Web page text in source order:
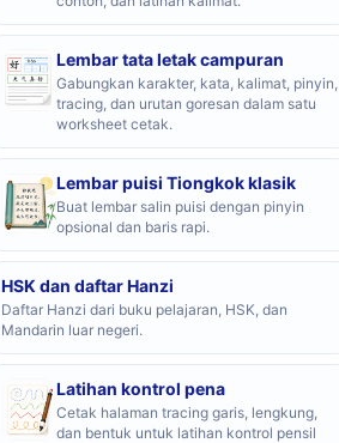
Lembar tata letak campuran
Gabungkan karakter, kata, kalimat, pinyin,
tracing, dan urutan goresan dalam satu
worksheet cetak.
Lembar puisi Tiongkok klasik
Buat lembar salin puisi dengan pinyin
opsional dan baris rapi.
HSK dan daftar Hanzi
Daftar Hanzi dari buku pelajaran, HSK, dan
Mandarin luar negeri.
Latihan kontrol pena
Cetak halaman tracing garis, lengkung,
dan bentuk untuk latihan kontrol pensil